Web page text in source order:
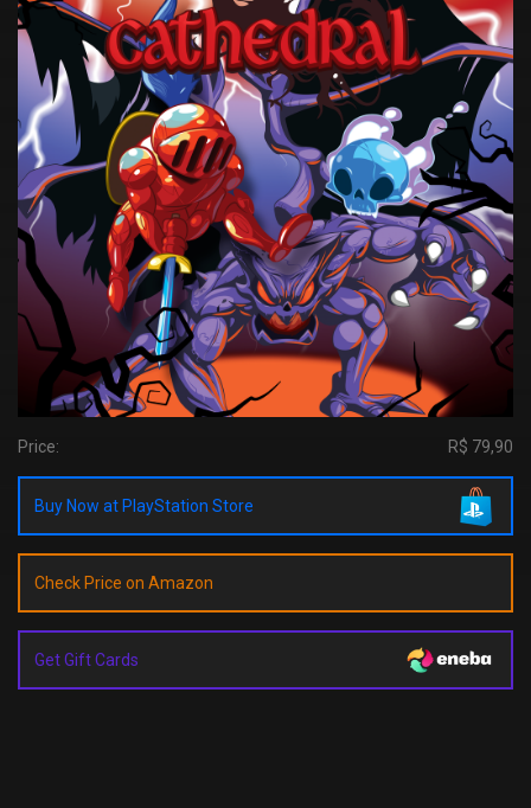
Price: R$ 79,90
Buy Now at PlayStation Store
Check Price on Amazon
Get Gift Cards